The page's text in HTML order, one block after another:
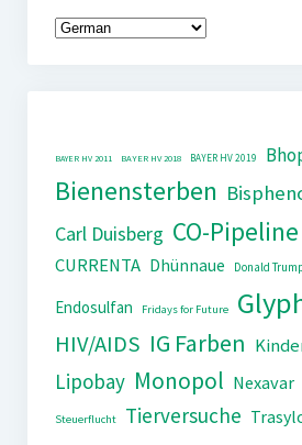
BAYER HV 2011 BAYER HV 2018 BAYER HV 2019
Bienensterben
Carl Duisberg CO-Pipeline
CURRENTA Dhünnaue Donald
Endosulfan
Fridays for Future
HIV/AIDS IG Farben
Lipobay Monopol Nexavar
Steuerflucht Tierversuche